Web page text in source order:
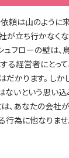
頼は山のように
が立ち行かなく
ュフローの壁は
る経営者にとっ
だかります。 しか
いという思い込
は、あなたの会社
為に他なりませ